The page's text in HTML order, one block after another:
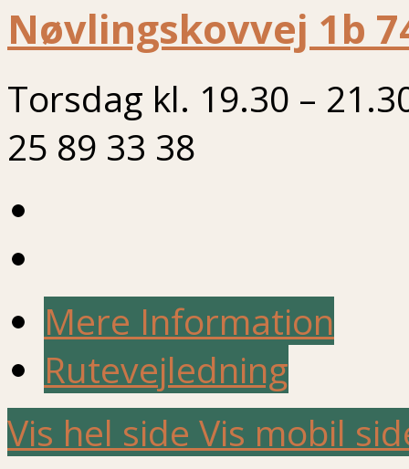
Nøvlingskovvej 1b
Torsdag kl. 19.30 –
25 89 33 38
Mere Information
Rutevejledning
Vis hel side Vis mobil